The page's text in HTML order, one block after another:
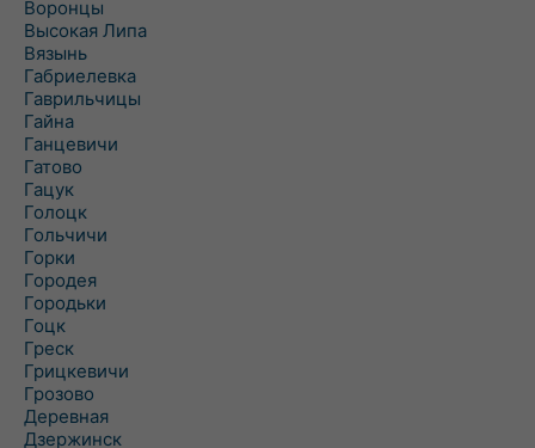
Воронцы
Высокая Липа
Вязынь
Габриелевка
Гаврильчицы
Гайна
Ганцевичи
Гатово
Гацук
Голоцк
Гольчичи
Горки
Городея
Городьки
Гоцк
Греск
Грицкевичи
Грозово
Деревная
Дзержинск